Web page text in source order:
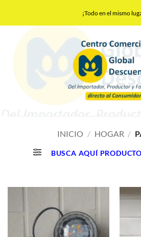
contenido
¡Todo en el mismo
INICIO / HOGAR /